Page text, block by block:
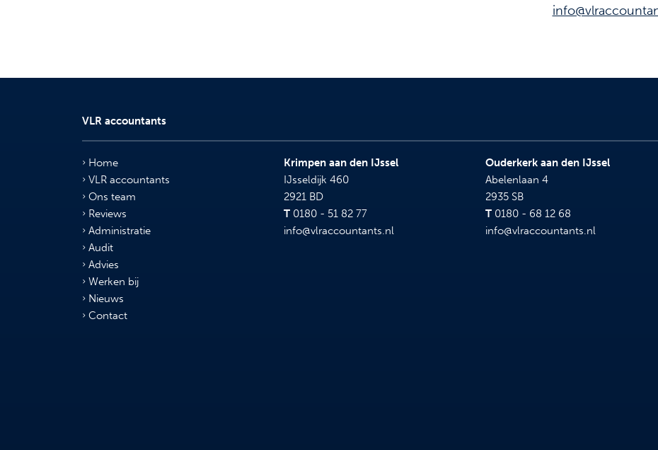
VLR accountants
Home
VLR accountants
Ons team
Reviews
Administratie
Audit
Advies
Werken bij
Nieuws
Contact
Krimpen aan den IJssel
IJsseldijk 460
2921 BD
T0180 - 51 82 77
info@vlraccountants.nl
Ouderkerk aan den IJssel
Abelenlaan 4
2935 SB
T0180 - 68 12 68
info@vlraccountants.nl